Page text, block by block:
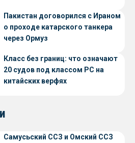
Пакистан договорился с Ираном
о проходе катарского танкера
через Ормуз
Класс без границ: что означают
20 судов под классом РС на
китайских верфях
Самусьский ССЗ и Омский ССЗ